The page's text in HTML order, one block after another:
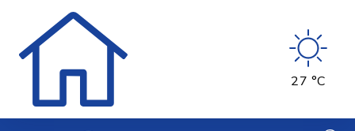
27 °C